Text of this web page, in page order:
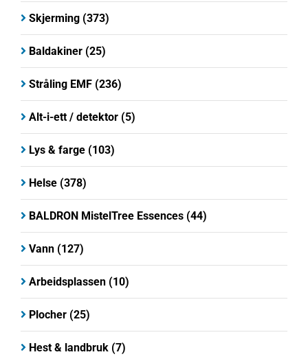
Skjerming (373)
Baldakiner (25)
Stråling EMF (236)
Alt-i-ett / detektor (5)
Lys & farge (103)
Helse (378)
BALDRON MistelTree Essences (44)
Vann (127)
Arbeidsplassen (10)
Plocher (25)
Hest & landbruk (7)